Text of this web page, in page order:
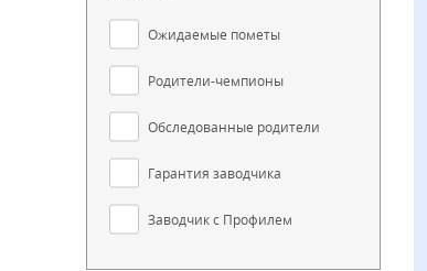
Ожидаемые пометы
Родители-чемпионы
Обследованные родители
Гарантия заводчика
Заводчик с Профилем